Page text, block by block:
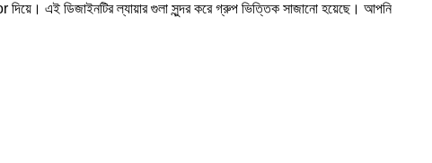
এই ডিজাইনটির ল্যায়ার গুলা সুন্দর করে গ্রুপ ভিত্তিক সাজানো হয়েছে। আপনি